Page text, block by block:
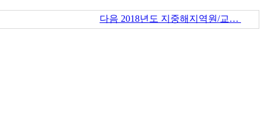
다음 2018년도 지중해지역원/교…